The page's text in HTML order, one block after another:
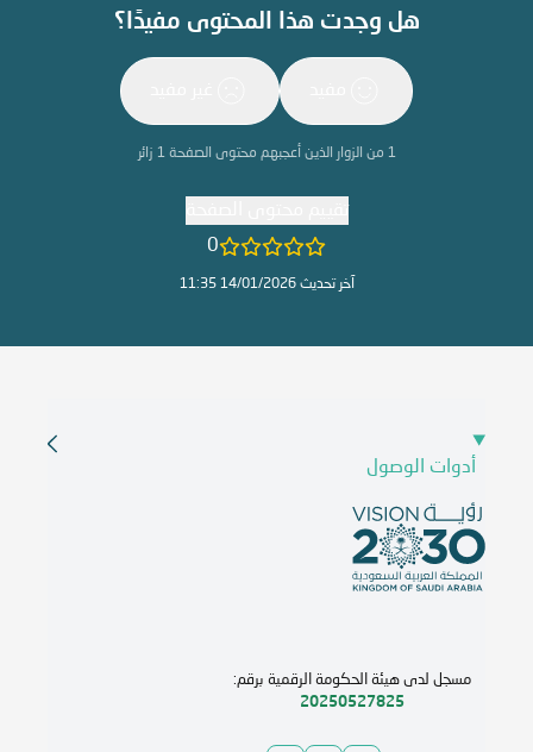
هل وجدت هذا المحتوى مفيدًا؟
1 من الزوار الذين أعجبهم محتوى الصفحة1 زائر
0
آخر تحديث 14/01/2026 11:35
أدوات الوصول
مسجل لدى هيئة الحكومة الرقمية برقم:
20250527825